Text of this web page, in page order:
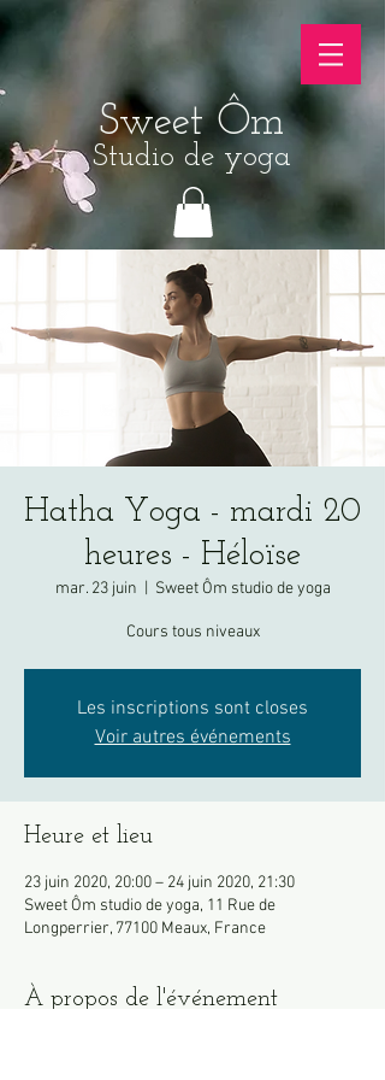
Sweet Ôm
Studio de yoga
Hatha Yoga - mardi 20
heures - Héloïse
mar. 23 juin Sweet Ôm studio de yoga
Cours tous niveaux
Les inscriptions sont closes
Voir autres événements
Heure et lieu
23 juin 2020, 20:00 – 24 juin 2020, 21:30
Sweet Ôm studio de yoga, 11 Rue de
Longperrier, 77100 Meaux, France
À propos de l'événement